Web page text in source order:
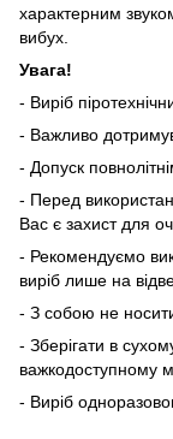
характерним
вибух.
Увага!
- Виріб
- Важливо
- Допуск
- Перед
Вас є захист для
- Рекомендуємо
виріб лише на
- З собою не
- Зберігати в
важкодоступному
- Виріб